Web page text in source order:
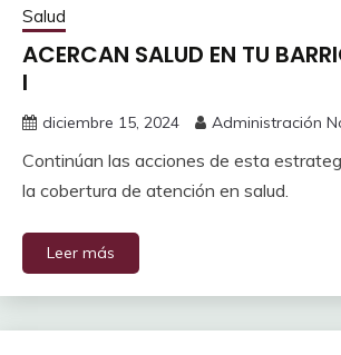
Salud
ACERCAN SALUD EN TU
I
diciembre 15, 2024 Administración
Continúan las acciones de esta
la cobertura de atención en salud.
Leer más